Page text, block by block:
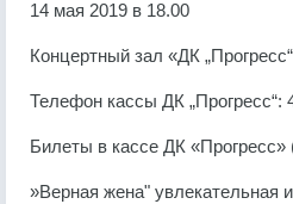
14 мая 2019 в 18.00
Концертный зал «ДК „Прогресс“
Телефон кассы ДК „Прогресс“:
Билеты в кассе ДК «Прогресс»
»Верная жена" увлекательная